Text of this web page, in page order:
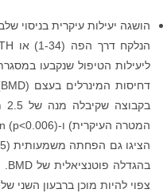
צפוי להיות מוכן ברבעון השני של 2021.